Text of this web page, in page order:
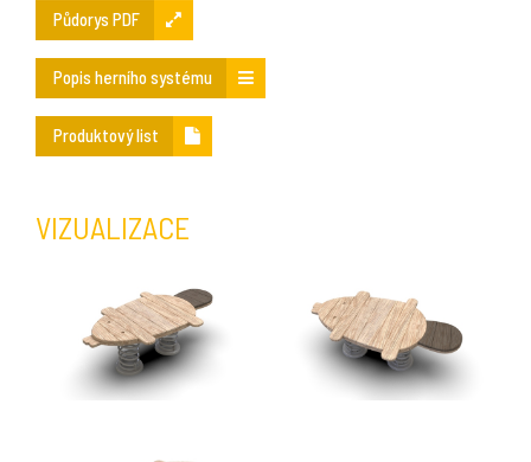
Půdorys PDF
Popis herního systému
Produktový list
VIZUALIZACE